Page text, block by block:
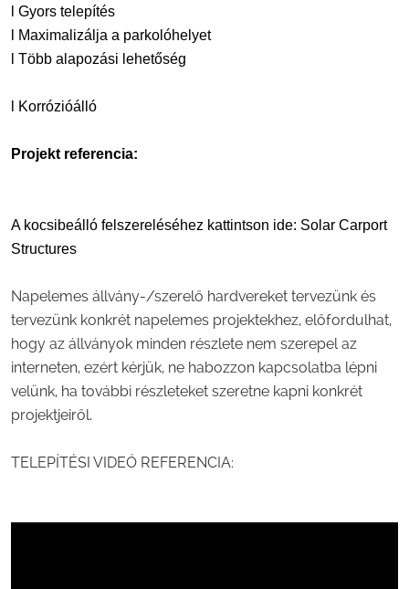
Gyors telepítés
Maximalizálja a parkolóhelyet
Több alapozási lehetőség
Korrózióálló
Projekt referencia:
A kocsibeálló felszereléséhez kattintson ide: Solar Carport
Structures
Napelemes állvány-/szerelő hardvereket tervezünk és
tervezünk konkrét napelemes projektekhez, előfordulhat,
hogy az állványok minden részlete nem szerepel az
interneten, ezért kérjük, ne habozzon kapcsolatba lépni
velünk, ha további részleteket szeretne kapni konkrét
projektjeiről.
TELEPÍTÉSI VIDEÓ REFERENCIA: